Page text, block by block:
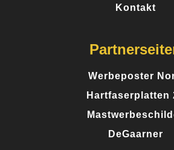
7 Rezensionen
Kontakt
Werbeposter
Hartfaserplatten
DeGaarner